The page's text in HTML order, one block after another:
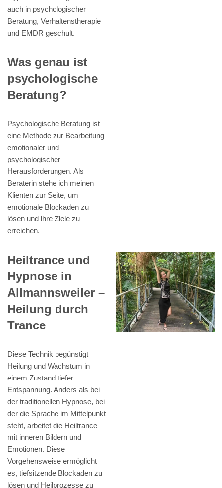
auch in psychologischer
Beratung, Verhaltenstherapie
und EMDR geschult.
Was genau ist
psychologische
Beratung?
Psychologische Beratung ist
eine Methode zur Bearbeitung
emotionaler und
psychologischer
Herausforderungen. Als
Beraterin stehe ich meinen
Klienten zur Seite, um
emotionale Blockaden zu
lösen und ihre Ziele zu
erreichen.
Heiltrance und
Hypnose in
Allmannsweiler –
Heilung durch
Trance
Diese Technik begünstigt
Heilung und Wachstum in
einem Zustand tiefer
Entspannung. Anders als bei
der traditionellen Hypnose, bei
der die Sprache im Mittelpunkt
steht, arbeitet die Heiltrance
mit inneren Bildern und
Emotionen. Diese
Vorgehensweise ermöglicht
es, tiefsitzende Blockaden zu
lösen und Heilprozesse zu